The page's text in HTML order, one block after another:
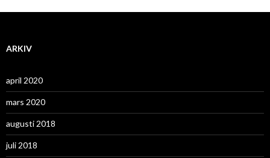
ARKIV
april 2020
mars 2020
augusti 2018
juli 2018